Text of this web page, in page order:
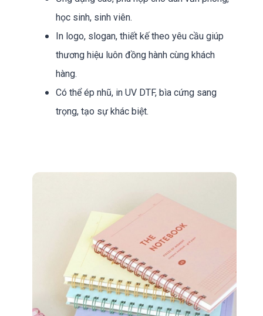
học sinh, sinh viên.
In logo, slogan, thiết kế theo yêu cầu giúp
thương hiệu luôn đồng hành cùng khách
hàng.
Có thể ép nhũ, in UV DTF, bìa cứng sang
trọng, tạo sự khác biệt.